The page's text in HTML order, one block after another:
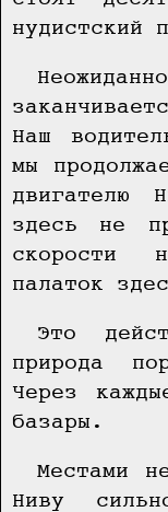
нудистский
Наш
мы
двигателю
здесь не
скорости
палаток
Это
природа
Через
базары.
Местами
Ниву